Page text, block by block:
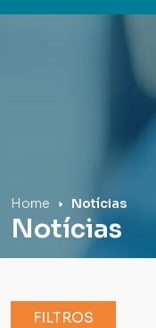
Home Notícias
Notícias
FILTROS